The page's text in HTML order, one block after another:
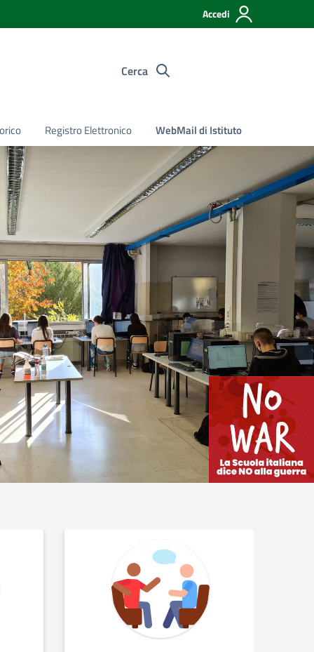
Accedi
Cerca
Registro Elettronico WebMail di Istituto